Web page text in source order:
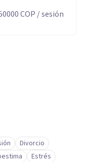
COP / sesión
Divorcio
Estrés